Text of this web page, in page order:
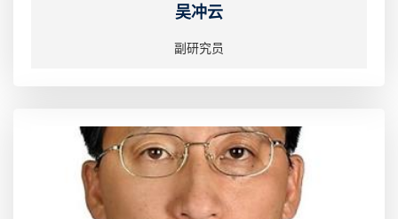
吴冲云
副研究员